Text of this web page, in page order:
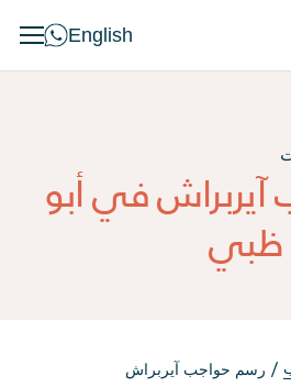
English
في أبو
ظبي
رسم حواجب آيربراش